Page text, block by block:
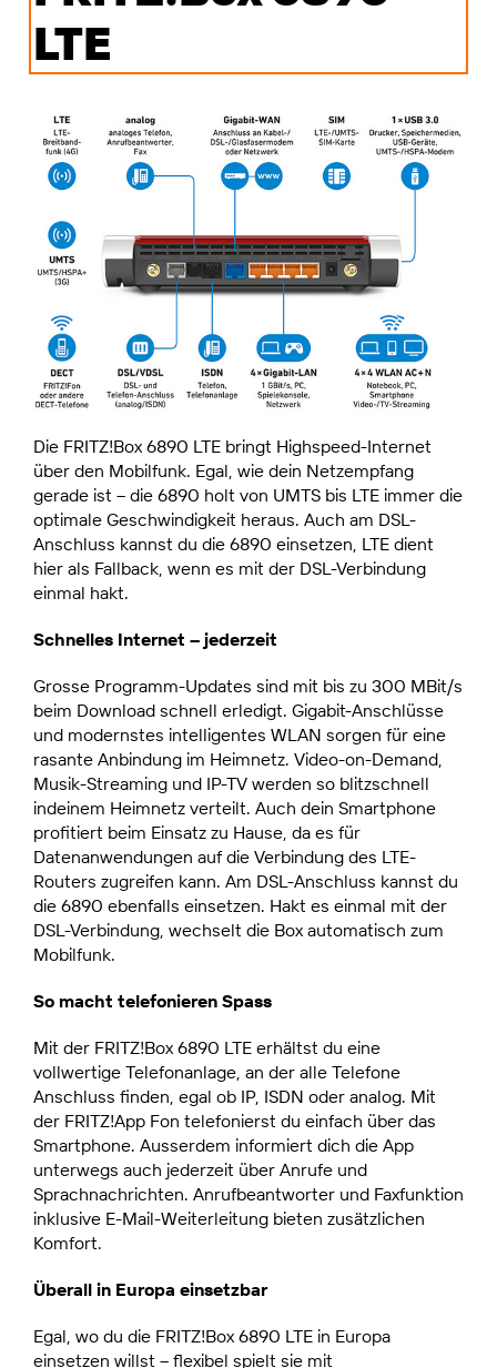
LTE
Die FRITZ!Box 6890 LTE bringt Highspeed-Internet
über den Mobilfunk. Egal, wie dein Netzempfang
gerade ist – die 6890 holt von UMTS bis LTE immer die
optimale Geschwindigkeit heraus. Auch am DSL-
Anschluss kannst du die 6890 einsetzen, LTE dient
hier als Fallback, wenn es mit der DSL-Verbindung
einmal hakt.
Schnelles Internet – jederzeit
Grosse Programm-Updates sind mit bis zu 300 MBit/s
beim Download schnell erledigt. Gigabit-Anschlüsse
und modernstes intelligentes WLAN sorgen für eine
rasante Anbindung im Heimnetz. Video-on-Demand,
Musik-Streaming und IP-TV werden so blitzschnell
indeinem Heimnetz verteilt. Auch dein Smartphone
profitiert beim Einsatz zu Hause, da es für
Datenanwendungen auf die Verbindung des LTE-
Routers zugreifen kann. Am DSL-Anschluss kannst du
die 6890 ebenfalls einsetzen. Hakt es einmal mit der
DSL-Verbindung, wechselt die Box automatisch zum
Mobilfunk.
So macht telefonieren Spass
Mit der FRITZ!Box 6890 LTE erhältst du eine
vollwertige Telefonanlage, an der alle Telefone
Anschluss finden, egal ob IP, ISDN oder analog. Mit
der FRITZ!App Fon telefonierst du einfach über das
Smartphone. Ausserdem informiert dich die App
unterwegs auch jederzeit über Anrufe und
Sprachnachrichten. Anrufbeantworter und Faxfunktion
inklusive E-Mail-Weiterleitung bieten zusätzlichen
Komfort.
Überall in Europa einsetzbar
Egal, wo du die FRITZ!Box 6890 LTE in Europa
einsetzen willst – flexibel spielt sie mit